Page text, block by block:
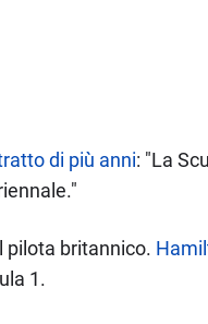
di più anni: "La
pilota britannico.
1.